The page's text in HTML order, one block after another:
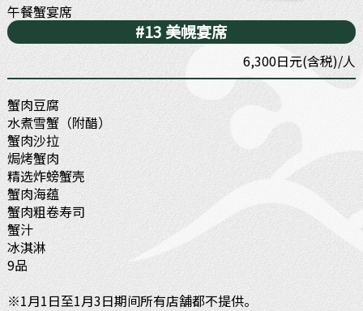
午餐蟹宴席
#13 美幌宴席
6,300日元(含税)/人
蟹肉豆腐
水煮雪蟹（附醋）
蟹肉沙拉
焗烤蟹肉
精选炸螃蟹壳
蟹肉海蕴
蟹肉粗卷寿司
蟹汁
冰淇淋
9品
※1月1日至1月3日期间所有店舗都不提供。